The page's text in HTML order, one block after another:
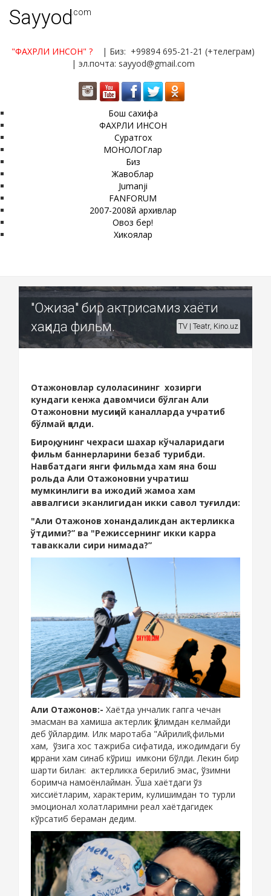
Sayyod.com
"ФАХРЛИ ИНСОН" ?
| Биз: +99894 695-21-21 (+телеграм)
| эл.почта: sayyod@gmail.com
Бош сахифа
ФАХРЛИ ИНСОН
Суратгох
МОНОЛОГлар
Биз
Жавоблар
Jumanji
FANFORUM
2007-2008й архивлар
Овоз бер!
Хикоялар
"Ожиза" бир актрисамиз хаёти
хақида фильм.
TV | Teatr, Kino.uz
Отажоновлар сулоласининг хозирги
кундаги кенжа давомчиси бўлган Али
Отажоновни мусиқий каналларда учратиб
бўлмай қолди.
Бироқ, унинг чехраси шахар кўчаларидаги
фильм баннерларини безаб турибди.
Навбатдаги янги фильмда хам яна бош
рольда Али Отажоновни учратиш
мумкинлиги ва ижодий жамоа хам
аввалгиси эканлигидан икки савол туғилди:
"Али Отажонов хонандаликдан актерликка
ўтдими?” ва "Режиссернинг икки карра
таваккали сири нимада?”
Али Отажонов:- Хаётда унчалик гапга чечан
эмасман ва хамиша актерлик қўлимдан келмайди
деб ўйлардим. Илк маротаба "Айрилиқ” фильми
хам, ўзига хос тажриба сифатида, ижодимдаги бу
қиррани хам синаб кўриш имкони бўлди. Лекин бир
шарти билан: актерликка берилиб эмас, ўзимни
боримча намоёнлайман. Ўша хаётдаги ўз
хиссиётларим, характерим, кулишимдан то турли
эмоционал холатларимни реал хаётдагидек
кўрсатиб бераман дедим.